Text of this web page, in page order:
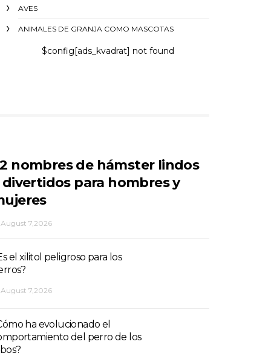
AVES
ANIMALES DE GRANJA COMO MASCOTAS
$config[ads_kvadrat] not found
nombres de hámster lindos
divertidos para hombres y
August 7,2026
el xilitol peligroso para los
August 7,2026
ha evolucionado el
del perro de los